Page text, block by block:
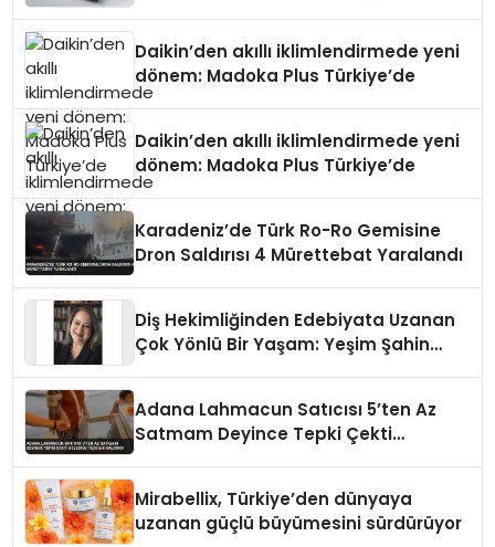
Daikin’den akıllı iklimlendirmede yeni
dönem: Madoka Plus Türkiye’de
Daikin’den akıllı iklimlendirmede yeni
dönem: Madoka Plus Türkiye’de
Karadeniz’de Türk Ro-Ro Gemisine
Dron Saldırısı 4 Mürettebat Yaralandı
Diş Hekimliğinden Edebiyata Uzanan
Çok Yönlü Bir Yaşam: Yeşim Şahin
Adana Lahmacun Satıcısı 5’ten Az
Satmam Deyince Tepki Çekti
Mirabellix, Türkiye’den dünyaya
uzanan güçlü büyümesini sürdürüyor